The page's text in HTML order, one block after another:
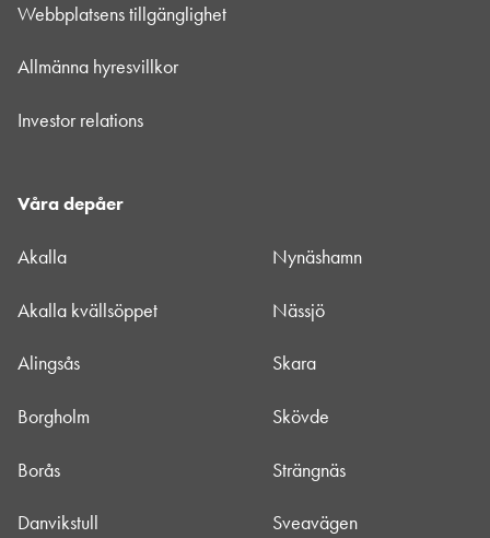
Webbplatsens tillgänglighet
Allmänna hyresvillkor
Investor relations
Våra depåer
Akalla
Akalla kvällsöppet
Alingsås
Borgholm
Borås
Danvikstull
Nynäshamn
Nässjö
Skara
Skövde
Strängnäs
Sveavägen